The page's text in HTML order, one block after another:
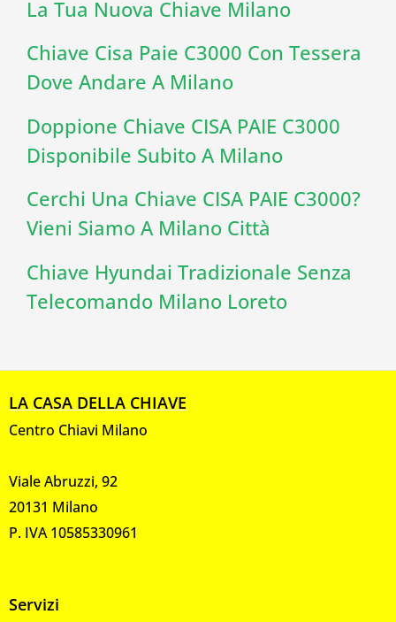
La Tua Nuova Chiave Milano
Chiave Cisa Paie C3000 Con Tessera
Dove Andare A Milano
Doppione Chiave CISA PAIE C3000
Disponibile Subito A Milano
Cerchi Una Chiave CISA PAIE C3000?
Vieni Siamo A Milano Città
Chiave Hyundai Tradizionale Senza
Telecomando Milano Loreto
LA CASA DELLA CHIAVE
Centro Chiavi Milano
Viale Abruzzi, 92
20131 Milano
P. IVA 10585330961
Servizi